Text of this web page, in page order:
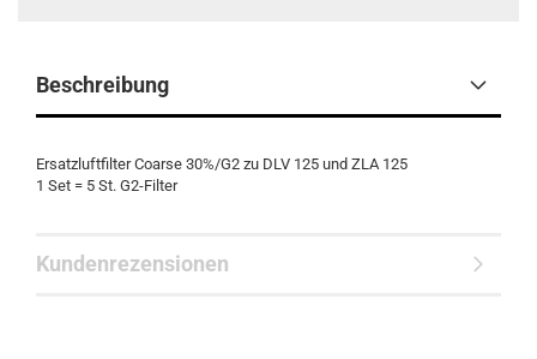
Beschreibung
Ersatzluftfilter Coarse 30%/G2 zu DLV 125 und ZLA 125
1 Set = 5 St. G2-Filter
Kundenrezensionen